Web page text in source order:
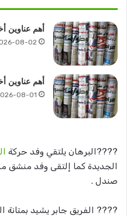
أهم عناوين
08-02
أهم عناوين
08-01
????‬‏البرهان يلتقي وفد حركة
الجديدة كما إلتقى وفد منشق
صندل .
????‬‏ الفريق جابر يشيد بمتانة